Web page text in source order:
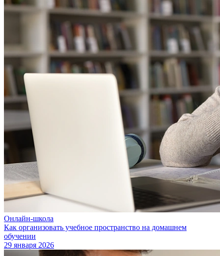
Онлайн-школа
Как организовать учебное пространство на домашнем
обучении
29 января 2026